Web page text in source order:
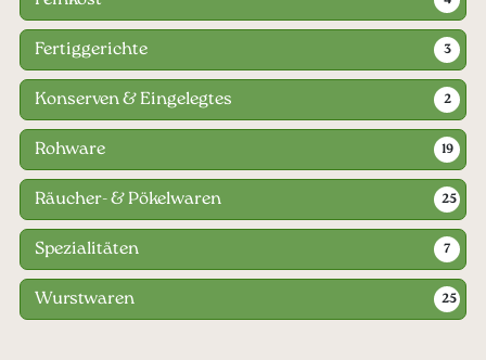
Fertiggerichte 3
Konserven & Eingelegtes 2
Rohware 19
Räucher- & Pökelwaren 25
Spezialitäten 7
Wurstwaren 25